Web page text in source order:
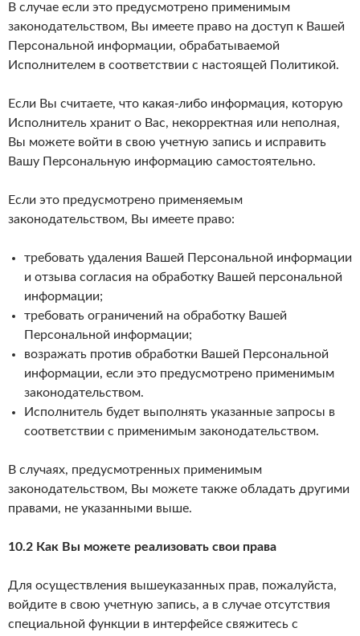
В случае если это предусмотрено применимым
законодательством, Вы имеете право на доступ к Вашей
Персональной информации, обрабатываемой
Исполнителем в соответствии с настоящей Политикой.
Если Вы считаете, что какая-либо информация, которую
Исполнитель хранит о Вас, некорректная или неполная,
Вы можете войти в свою учетную запись и исправить
Вашу Персональную информацию самостоятельно.
Если это предусмотрено применяемым
законодательством, Вы имеете право:
требовать удаления Вашей Персональной информации
и отзыва согласия на обработку Вашей персональной
информации;
требовать ограничений на обработку Вашей
Персональной информации;
возражать против обработки Вашей Персональной
информации, если это предусмотрено применимым
законодательством.
Исполнитель будет выполнять указанные запросы в
соответствии с применимым законодательством.
В случаях, предусмотренных применимым
законодательством, Вы можете также обладать другими
правами, не указанными выше.
10.2 Как Вы можете реализовать свои права
Для осуществления вышеуказанных прав, пожалуйста,
войдите в свою учетную запись, а в случае отсутствия
специальной функции в интерфейсе свяжитесь с